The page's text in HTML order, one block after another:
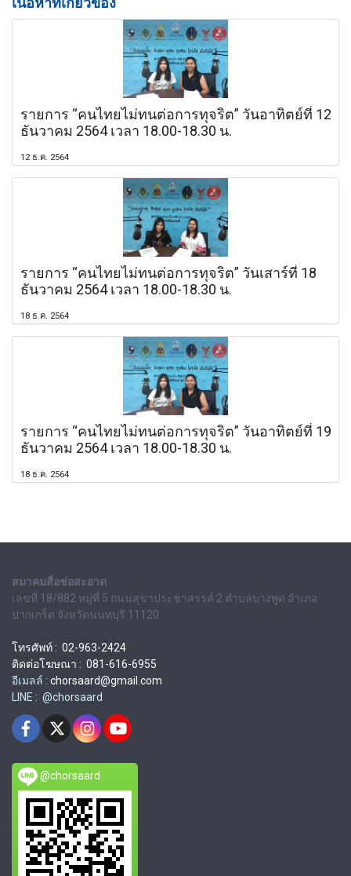
รายการ “คนไทยไม่ทนต่อการทุจริต” วันอาทิตย์ที่ 12
ธันวาคม 2564 เวลา 18.00-18.30 น.
12 ธ.ค. 2564
รายการ “คนไทยไม่ทนต่อการทุจริต” วันเสาร์ที่ 18
ธันวาคม 2564 เวลา 18.00-18.30 น.
18 ธ.ค. 2564
รายการ “คนไทยไม่ทนต่อการทุจริต” วันอาทิตย์ที่ 19
ธันวาคม 2564 เวลา 18.00-18.30 น.
18 ธ.ค. 2564
สมาคมสื่อช่อสะอาด
เลขที่ 18/882 หมู่ที่ 5 ถนนสุขาประชาสรรค์ 2 ตำบลบางพูด อำเภอ
ปากเกร็ด จังหวัดนนทบุรี 11120
โทรศัพท์ : 02-963-2424
ติดต่อโฆษณา : 081-616-6955
อีเมลล์ : chorsaard@gmail.com
LINE : @chorsaard
@chorsaard